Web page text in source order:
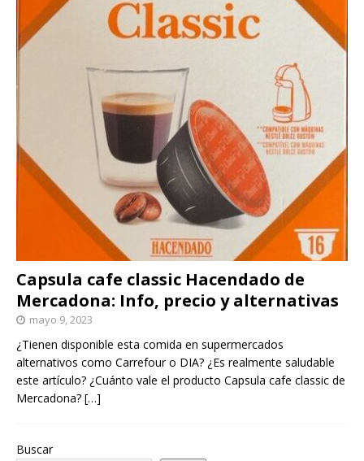
Capsula cafe classic Hacendado de
Mercadona: Info, precio y alternativas
mayo 9, 2023
¿Tienen disponible esta comida en supermercados
alternativos como Carrefour o DIA? ¿Es realmente saludable
este artículo? ¿Cuánto vale el producto Capsula cafe classic de
Mercadona? […]
Buscar